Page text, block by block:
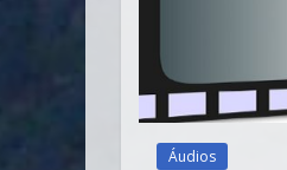
Áudios